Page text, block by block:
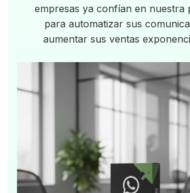
empresas ya confían en nuestra
para automatizar sus
aumentar sus ventas